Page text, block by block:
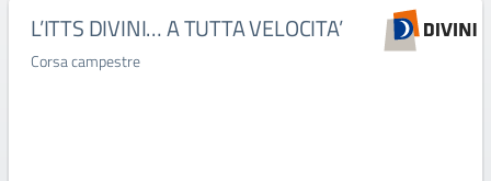
L’ITTS DIVINI… A TUTTA VELOCITA’
Corsa campestre